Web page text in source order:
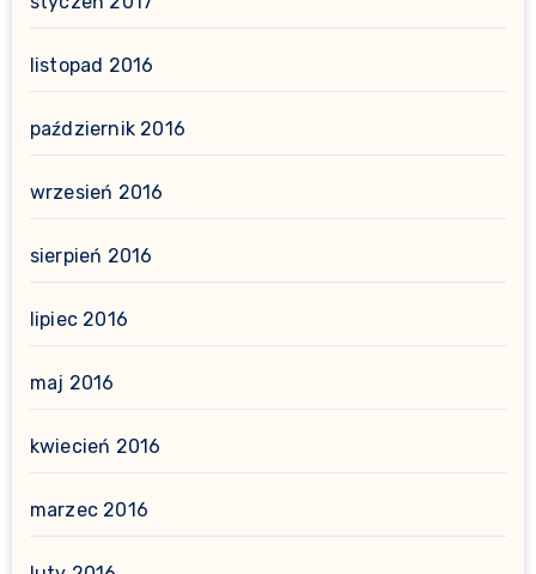
listopad 2016
październik 2016
wrzesień 2016
sierpień 2016
lipiec 2016
maj 2016
kwiecień 2016
marzec 2016